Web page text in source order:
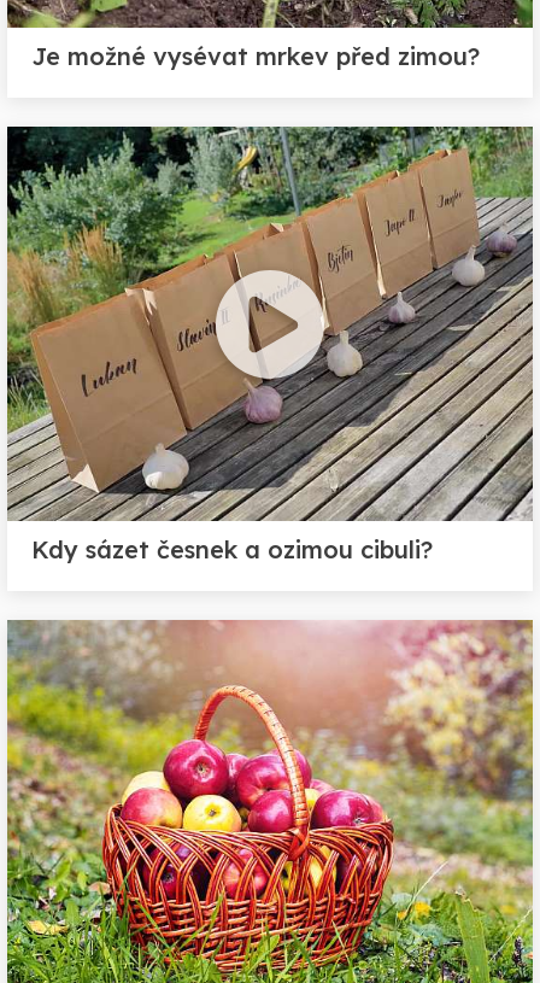
Je možné vysévat mrkev před zimou?
Kdy sázet česnek a ozimou cibuli?